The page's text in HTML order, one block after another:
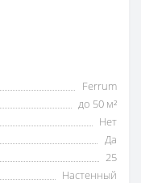
Ferrum
до 50 м²
Нет
Да
25
Настенный